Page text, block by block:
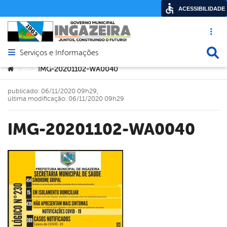
Acesso
Abrir menu principal de navegação
Serviços e Informações
Você está aqui:
> > IMG-20201102-WA0040
IMG-20201102-WA0040
publicado: 06/11/2020 09h29,
última modificação: 06/11/2020 09h29
ACESSIBILIDADE